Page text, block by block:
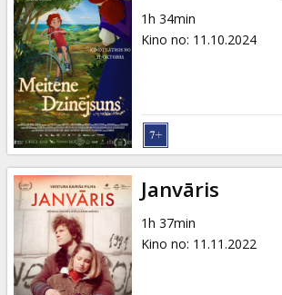
Kino
Klubs
1h 34min
Kino no: 11.10.2024
Janvāris
1h 37min
Kino no: 11.11.2022